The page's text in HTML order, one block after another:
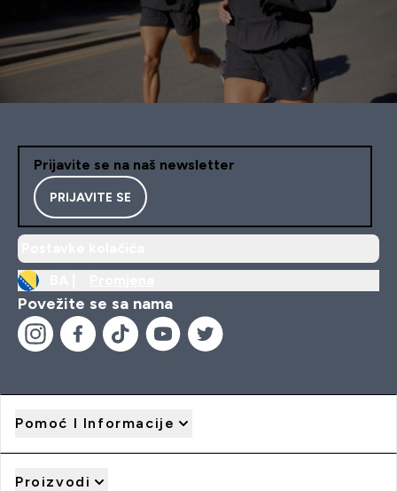
Prijavite se na naš newsletter
PRIJAVITE SE
Povežite se sa nama
Pomoć I Informacije
Proizvodi